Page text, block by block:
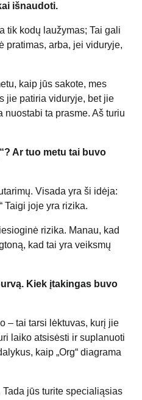
išnaudoti.
tik kodų laužymas; Tai gali
pratimas, arba, jei viduryje,
kaip jūs sakote, mes
jie patiria viduryje, bet jie
ta prasme. Aš turiu
Ar tuo metu tai buvo
Visada yra ši idėja:
Taigi joje yra rizika.
rizika. Manau, kad
kad tai yra veiksmų
Kiek įtakingas buvo
– tai tarsi lėktuvas, kurį jie
laiko atsisėsti ir suplanuoti
kaip „Org“ diagrama
jūs turite specialiąsias